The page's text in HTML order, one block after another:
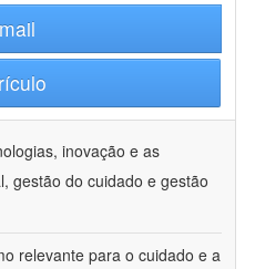
inovação e as
gestão do cuidado e gestão
relevante para o cuidado e a